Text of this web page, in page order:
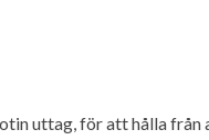
uttag, för att hålla från